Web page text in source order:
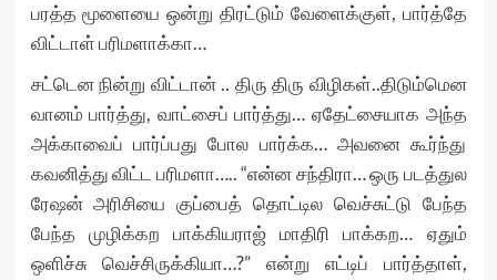
பரத்த மூளையை ஒன்று திரட்டும் வேளைக்குள், பார்த்தே
விட்டாள் பரிமளாக்கா…
சட்டென நின்று விட்டான் .. திரு திரு விழிகள்..திடும்மென
வானம் பார்த்து, வாட்சைப் பார்த்து… ஏதேட்சையாக அந்த
அக்காவைப் பார்ப்பது போல பார்க்க… அவனை கூர்ந்து
கவனித்து விட்ட பரிமளா….. “என்ன சந்திரா… ஒரு படத்துல
ரேஷன் அரிசியை குப்பைத் தொட்டில வெச்சுட்டு பேந்த
பேந்த முழிக்கற பாக்கியராஜ் மாதிரி பாக்கற… ஏதும்
ஒளிச்சு வெச்சிருக்கியா…?” என்று எட்டிப் பார்த்தாள்,